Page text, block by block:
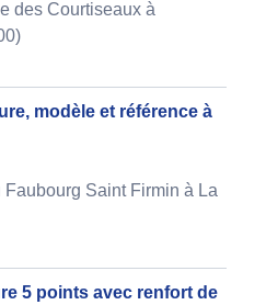
des Courtiseaux à
modèle et référence à
Saint Firmin à La
5 points avec renfort de